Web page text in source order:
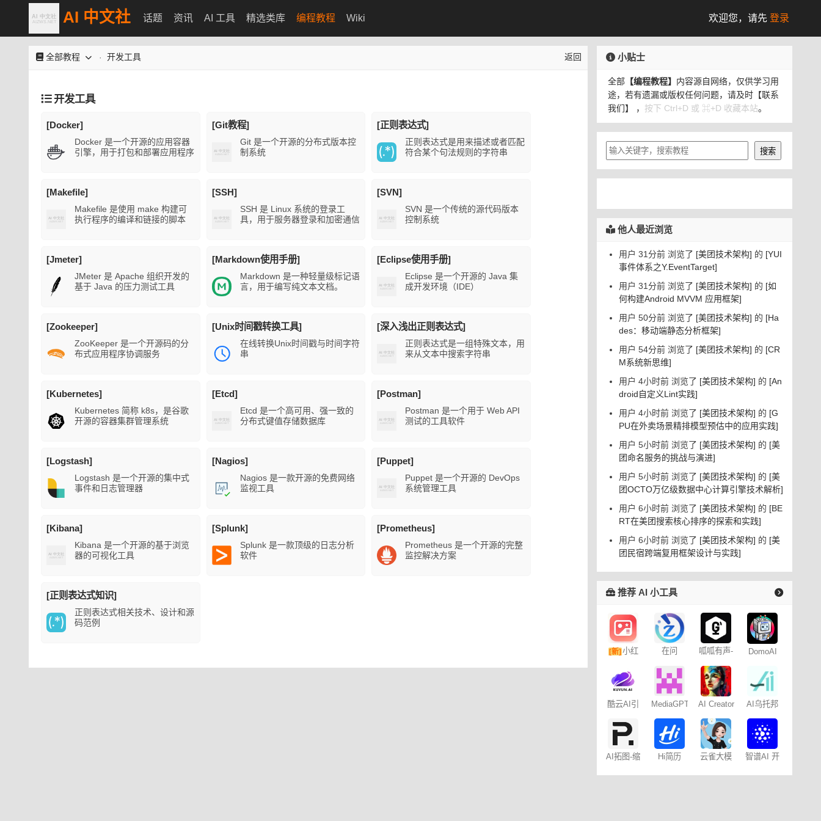
AI 中文社 话题 资讯 AI 工具 精选类库 编程教程 Wiki 欢迎您， 请先 登录
全部教程 · 开发工具 返回
开发工具
[Docker]
Docker 是一个开源的应用容器
引擎，用于打包和部署应用程序
[Git教程]
Git 是一个开源的分布式版本控
制系统
[正则表达式]
正则表达式是用来描述或者匹配
符合某个句法规则的字符串
[Makefile]
Makefile 是使用 make 构建可
执行程序的编译和链接的脚本
[SSH]
SSH 是 Linux 系统的登录工
具，用于服务器登录和加密通信
[SVN]
SVN 是一个传统的源代码版本
控制系统
[Jmeter]
JMeter 是 Apache 组织开发的
基于 Java 的压力测试工具
[Markdown使用手册]
Markdown 是一种轻量级标记语
言，用于编写纯文本文档。
[Eclipse使用手册]
Eclipse 是一个开源的 Java 集
成开发环境（IDE）
[Zookeeper]
ZooKeeper 是一个开源码的分
布式应用程序协调服务
[Unix时间戳转换工具]
在线转换Unix时间戳与时间字符
串
[深入浅出正则表达式]
正则表达式是一组特殊文本，用
来从文本中搜索字符串
[Kubernetes]
Kubernetes 简称 k8s，是谷歌
开源的容器集群管理系统
[Etcd]
Etcd 是一个高可用、强一致的
分布式键值存储数据库
[Postman]
Postman 是一个用于 Web API
测试的工具软件
[Logstash]
Logstash 是一个开源的集中式
事件和日志管理器
[Nagios]
Nagios 是一款开源的免费网络
监视工具
[Puppet]
Puppet 是一个开源的 DevOps
系统管理工具
[Kibana]
Kibana 是一个开源的基于浏览
器的可视化工具
[Splunk]
Splunk 是一款顶级的日志分析
软件
[Prometheus]
​​Prometheus 是一个开源的完整
监控解决方案
[正则表达式知识]
正则表达式相关技术、设计和源
码范例
小贴士
全部 【编程教程】 内容源自网络，仅供学习用
途，若有遗漏或版权任何问题，请及时 【联系
我们】
， 按下 Ctrl+D 或 ⌘+D 收藏本站。
他人最近浏览
用户 31分前 浏览了 [美团技术架构] 的 [YUI
事件体系之Y.EventTarget]
用户 31分前 浏览了 [美团技术架构] 的 [如
何构建Android MVVM 应用框架]
用户 50分前 浏览了 [美团技术架构] 的 [Ha
des：移动端静态分析框架]
用户 54分前 浏览了 [美团技术架构] 的 [CR
M系统新思维]
用户 4小时前 浏览了 [美团技术架构] 的 [An
droid自定义Lint实践]
用户 4小时前 浏览了 [美团技术架构] 的 [G
PU在外卖场景精排模型预估中的应用实践]
用户 5小时前 浏览了 [美团技术架构] 的 [美
团命名服务的挑战与演进]
用户 5小时前 浏览了 [美团技术架构] 的 [美
团OCTO万亿级数据中心计算引擎技术解析]
用户 6小时前 浏览了 [美团技术架构] 的 [BE
RT在美团搜索核心排序的探索和实践]
用户 6小时前 浏览了 [美团技术架构] 的 [美
团民宿跨端复用框架设计与实践]
推荐 AI 小工具
[新] 小红
记
在问
呱呱有声-
DomoAI
酷云AI引
MediaGPT：
体大模型
AI Creator AI乌托邦
AI拓图-缩
Hi简历
云雀大模
智谱AI 开